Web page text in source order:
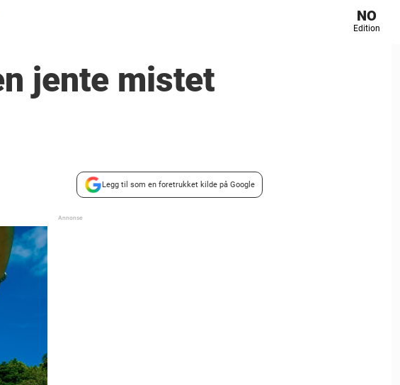
NO
Edition
jente mistet
Legg til som en foretrukket kilde på Google